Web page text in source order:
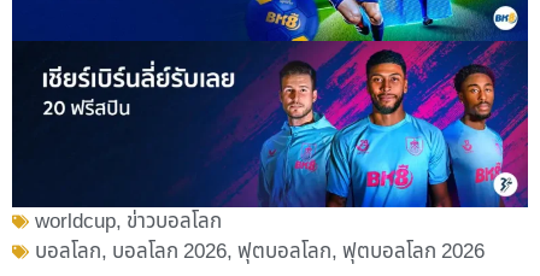
worldcup, ข่าวบอลโลก
บอลโลก, บอลโลก 2026,ฟุตบอลโลก,ฟุตบอลโลก 2026